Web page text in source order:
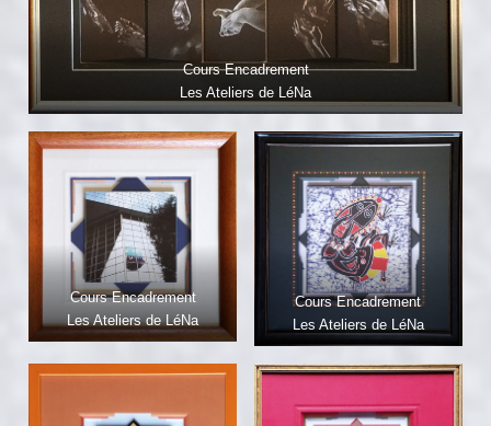
Cours Encadrement
Les Ateliers de LéNa
Cours Encadrement
Les Ateliers de LéNa
Cours Encadrement
Les Ateliers de LéNa